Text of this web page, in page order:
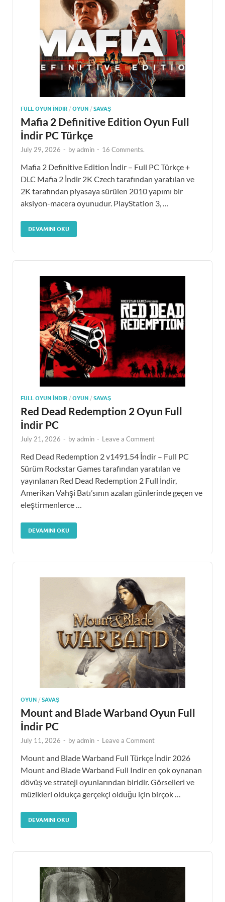
FULL OYUN İNDIR / OYUN / SAVAŞ
Mafia 2 Definitive Edition Oyun Full
İndir PC Türkçe
July 29, 2026 - byadmin - 16 Comments.
Mafia 2 Definitive Edition İndir – Full PC Türkçe +
DLC Mafia 2 İndir 2K Czech tarafından yaratılan ve
2K tarafından piyasaya sürülen 2010 yapımı bir
aksiyon-macera oyunudur. PlayStation 3, …
DEVAMINI OKU
FULL OYUN İNDIR / OYUN / SAVAŞ
Red Dead Redemption 2 Oyun Full
İndir PC
July 21, 2026 - byadmin - Leave a Comment
Red Dead Redemption 2 v1491.54 İndir – Full PC
Sürüm Rockstar Games tarafından yaratılan ve
yayınlanan Red Dead Redemption 2 Full İndir,
Amerikan Vahşi Batı’sının azalan günlerinde geçen ve
eleştirmenlerce …
DEVAMINI OKU
OYUN / SAVAŞ
Mount and Blade Warband Oyun Full
İndir PC
July 11, 2026 - byadmin - Leave a Comment
Mount and Blade Warband Full Türkçe İndir 2026
Mount and Blade Warband Full Indir en çok oynanan
dövüş ve strateji oyunlarından biridir. Görselleri ve
müzikleri oldukça gerçekçi olduğu için birçok …
DEVAMINI OKU